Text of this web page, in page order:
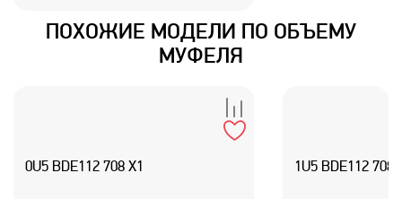
ПОХОЖИЕ МОДЕЛИ ПО ОБЪЕМУ
МУФЕЛЯ
0U5 BDE112 708 X1 1U5 BDE112 708